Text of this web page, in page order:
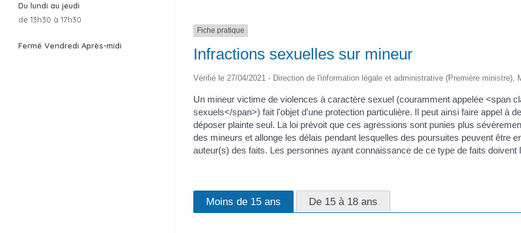
Fiche pratique
Infractions sexuelles sur mineur
Vérifié le 27/04/2021 - Direction de l'information légale et administrative (Première ministre),
Un mineur victime de violences à caractère sexuel (couramment appelée <span
sexuels</span>) fait l'objet d'une protection particulière. Il peut ainsi faire appel à
déposer plainte seul. La loi prévoit que ces agressions sont punies plus
des mineurs et allonge les délais pendant lesquelles des poursuites peuvent être
auteur(s) des faits. Les personnes ayant connaissance de ce type de faits doivent
Moins de 15 ans De 15 à 18 ans
Du lundi au jeudi
de 13h30 à 17h30
Fermé Vendredi Après-midi